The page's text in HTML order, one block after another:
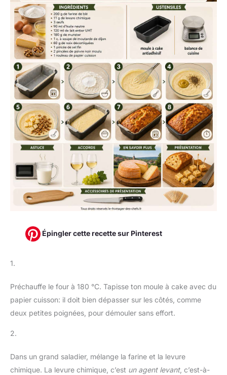
Épingler cette recette sur Pinterest
1.
Préchauffe le four à 180 °C. Tapisse ton moule à cake avec du
papier cuisson: il doit bien dépasser sur les côtés, comme
deux petites poignées, pour démouler sans effort.
2.
Dans un grand saladier, mélange la farine et la levure
chimique. La levure chimique, c’est un agent levant, c’est-à-